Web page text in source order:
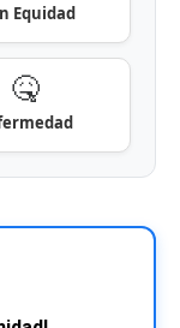
Equidad
🤒